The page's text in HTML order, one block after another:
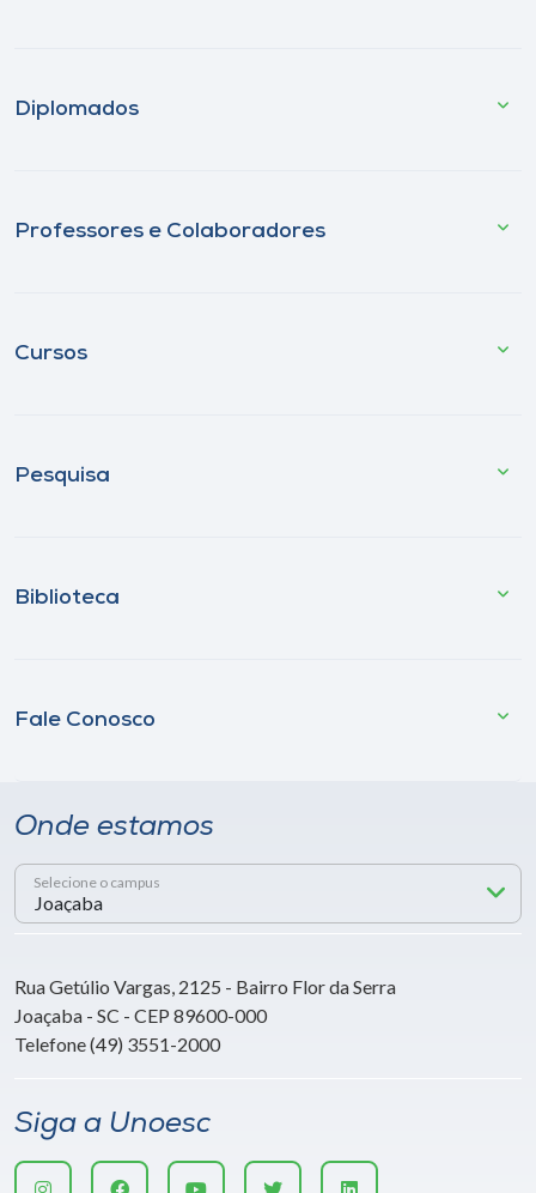
Diplomados
Professores e Colaboradores
Cursos
Pesquisa
Biblioteca
Fale Conosco
Onde estamos
Selecione o campus
Rua Getúlio Vargas, 2125 - Bairro Flor da Serra
Joaçaba - SC - CEP 89600-000
Telefone (49) 3551-2000
Siga a Unoesc